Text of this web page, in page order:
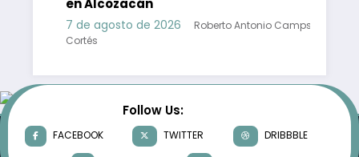
en Alcozacán
7 de agosto de 2026
Roberto Antonio Camps
Cortés
Follow Us:
FACEBOOK TWITTER
DRIBBBLE